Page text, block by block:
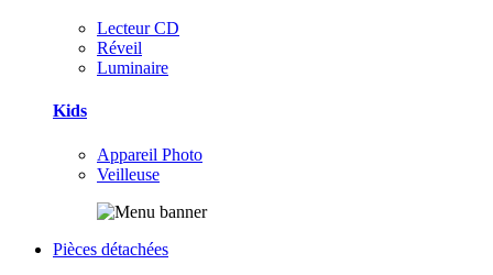
Lecteur CD
Réveil
Luminaire
Kids
Appareil Photo
Veilleuse
Pièces détachées